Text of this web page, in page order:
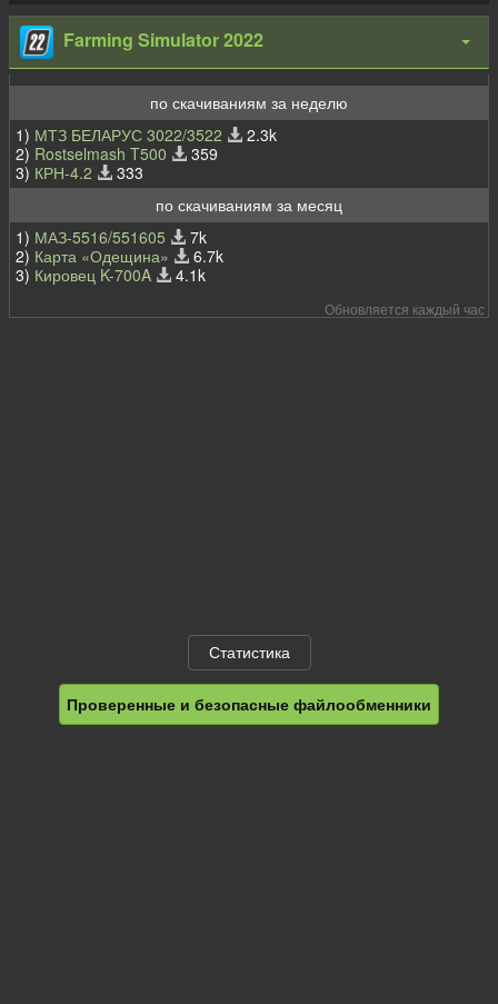
Farming Simulator 2022
по скачиваниям за неделю
1) МТЗ БЕЛАРУС 3022/3522
2.3k
2) Rostselmash T500
359
3) КРН-4.2
333
по скачиваниям за месяц
1) МАЗ-5516/551605
7k
2) Карта «Одещина»
6.7k
3) Кировец K-700A 4.1k
Обновляется каждый час
Статистика
Проверенные и безопасные файлообменники